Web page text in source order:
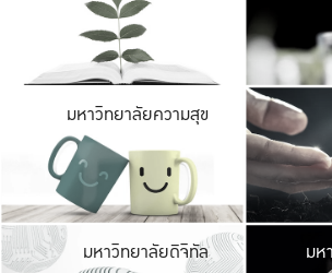
มหาวิทยาลัยความสุข
มหาวิทยาลัยดิจิทัล มห